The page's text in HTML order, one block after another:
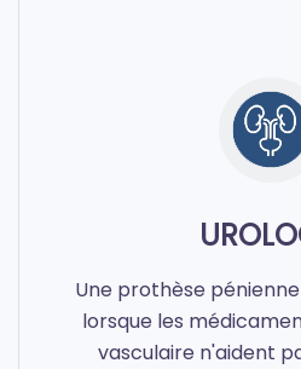
Une prothèse
lorsque les
vasculaire n'aident